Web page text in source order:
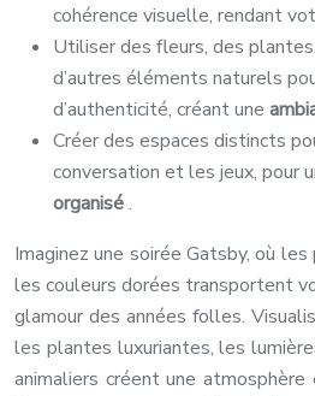
cohérence visuelle, rendant
Utiliser des fleurs, des
d’autres éléments naturels
d’authenticité, créant une
Créer des espaces distincts
conversation et les jeux, pour
organisé.
Imaginez une soirée Gatsby, où
les couleurs dorées transportent
glamour des années folles.
les plantes luxuriantes, les
animaliers créent une